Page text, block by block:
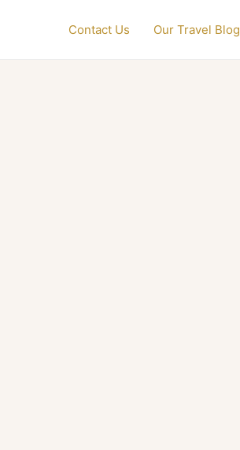
Our Travel Blog
Contact Us